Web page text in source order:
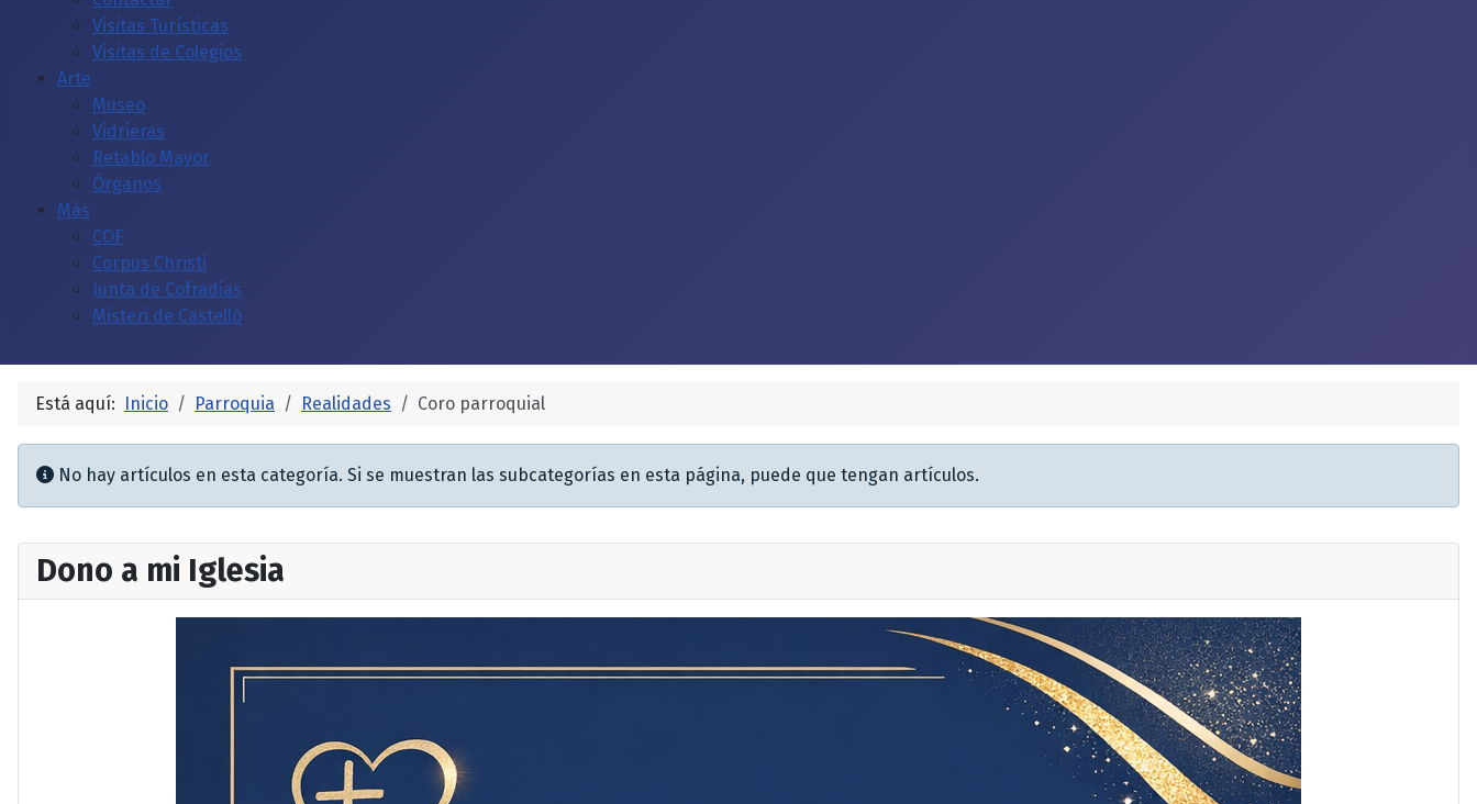
Visitas Turísticas
Visitas de Colegios
Arte
Museo
Vidrieras
Retablo Mayor
Órganos
Más
COF
Corpus Christi
Junta de Cofradias
Misteri de Castelló
Está aquí: Inicio Parroquia Realidades Coro parroquial
Información
No hay artículos en esta categoría. Si se muestran las subcategorías en esta página, puede que tengan artículos.
Dono a mi Iglesia